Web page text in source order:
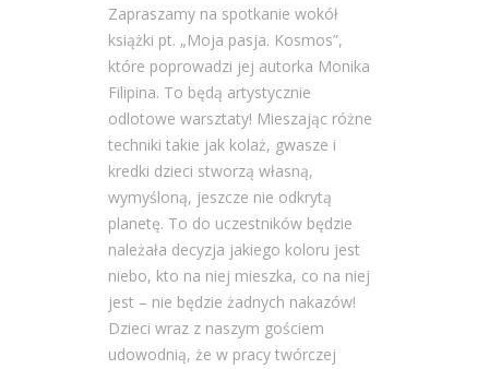
Zapraszamy na spotkanie wokół
książki pt. „Moja pasja. Kosmos”,
które poprowadzi jej autorka Monika
Filipina. To będą artystycznie
odlotowe warsztaty! Mieszając różne
techniki takie jak kolaż, gwasze i
kredki dzieci stworzą własną,
wymyśloną, jeszcze nie odkrytą
planetę. To do uczestników będzie
należała decyzja jakiego koloru jest
niebo, kto na niej mieszka, co na niej
jest – nie będzie żadnych nakazów!
Dzieci wraz z naszym gościem
udowodnią, że w pracy twórczej